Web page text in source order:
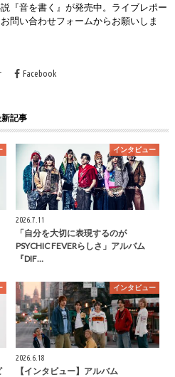
『音を書く』が発売中。ライブレポー
問い合わせフォームからお願いしま
Facebook
記事
インタビュー
2026.7.11
「自分を大切に表現するのが
PSYCHIC FEVERらしさ」アルバム
『DIF…
インタビュー
2026.6.18
【インタビュー】アルバム